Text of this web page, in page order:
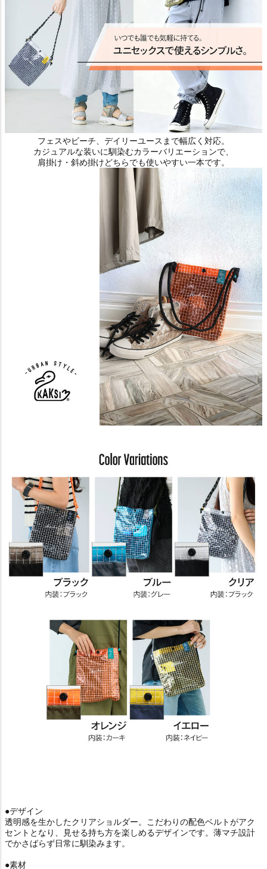
フェスやビーチ、デイリーユースまで幅広く対応。
カジュアルな装いに馴染むカラーバリエーションで、
肩掛け・斜め掛けどちらでも使いやすい一本です。
●デザイン
透明感を生かしたクリアショルダー。こだわりの配色ベルトがアク
セントとなり、見せる持ち方を楽しめるデザインです。薄マチ設計
でかさばらず日常に馴染みます。
●素材